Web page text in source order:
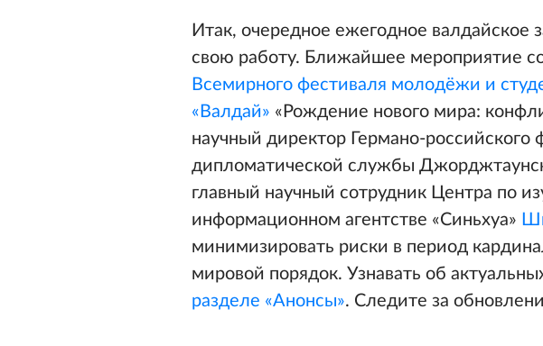
Итак, очередное ежегодное
свою работу. Ближайшее мероприятие
Всемирного фестиваля молодёжи и
«Валдай» «Рождение нового мира:
научный директор Германо-российского
дипломатической службы
главный научный сотрудник Центра по
информационном агентстве «Синьхуа»
минимизировать риски в период
мировой порядок. Узнавать об
разделе «Анонсы». Следите за